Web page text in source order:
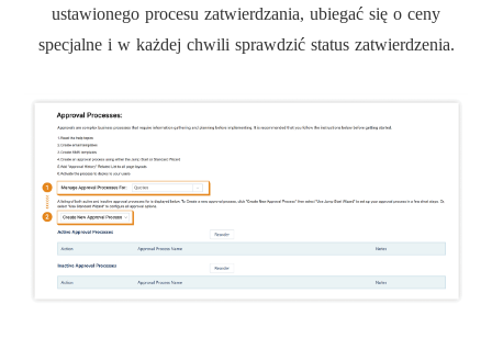
ustawionego procesu zatwierdzania, ubiegać się o ceny
specjalne i w każdej chwili sprawdzić status zatwierdzenia.